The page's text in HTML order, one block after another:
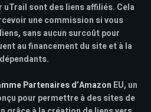
sont des liens affiliés. Cela
une commission si vous
sans aucun surcoût pour
au financement du site et à la
Partenaires d’Amazon EU, un
pour permettre à des sites de